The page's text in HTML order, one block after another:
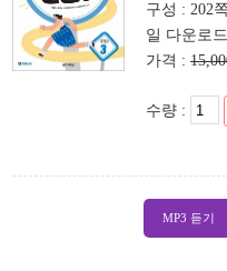
구성 : 202
일 다운로드
가격 :
수량 :
MP3 듣기